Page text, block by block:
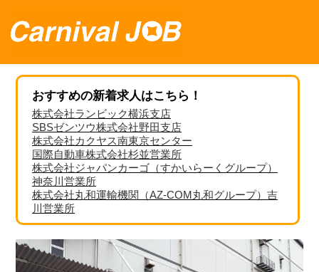
おすすめの新着求人はこちら！
株式会社ランビック横浜支店
SBSゼンツウ株式会社野田支店
株式会社カクヤス南東京センター
国際自動車株式会社杉並営業所
株式会社ジャパンカーゴ（すかいらーくグループ）
神奈川営業所
株式会社丸和運輸機関（AZ-COM丸和グループ）吉
川営業所